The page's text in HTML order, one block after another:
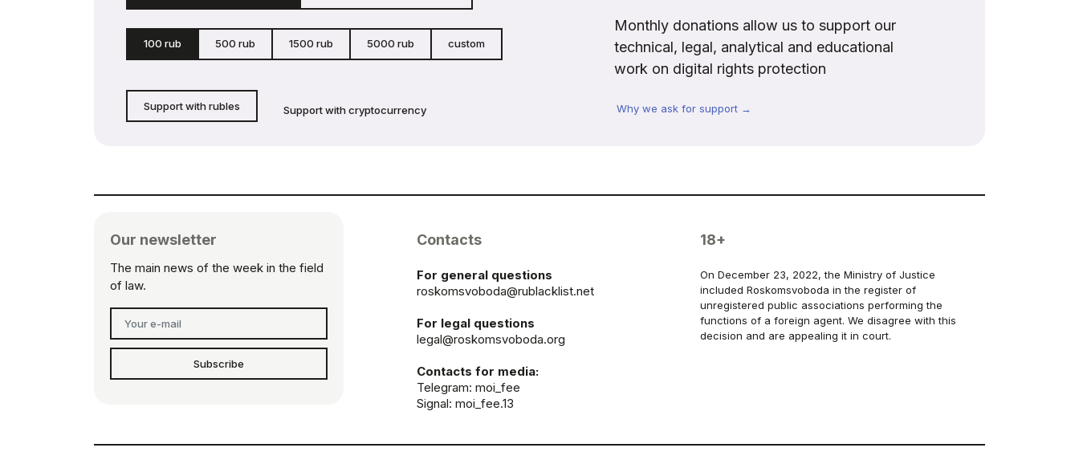
100 rub 500 rub 1500 rub 5000 rub custom
Support with rubles Support with cryptocurrency
Monthly donations allow us to support our
technical, legal, analytical and educational
work on digital rights protection
Why we ask for support →
Our newsletter
The main news of the week in the field
of law.
Subscribe
Contacts
For general questions
roskomsvoboda@rublacklist.net
For legal questions
legal@roskomsvoboda.org
Contacts for media:
Telegram: moi_fee
Signal: moi_fee.13
18+
On December 23, 2022, the Ministry of Justice
included Roskomsvoboda in the register of
unregistered public associations performing the
functions of a foreign agent. We disagree with this
decision and are appealing it in court.